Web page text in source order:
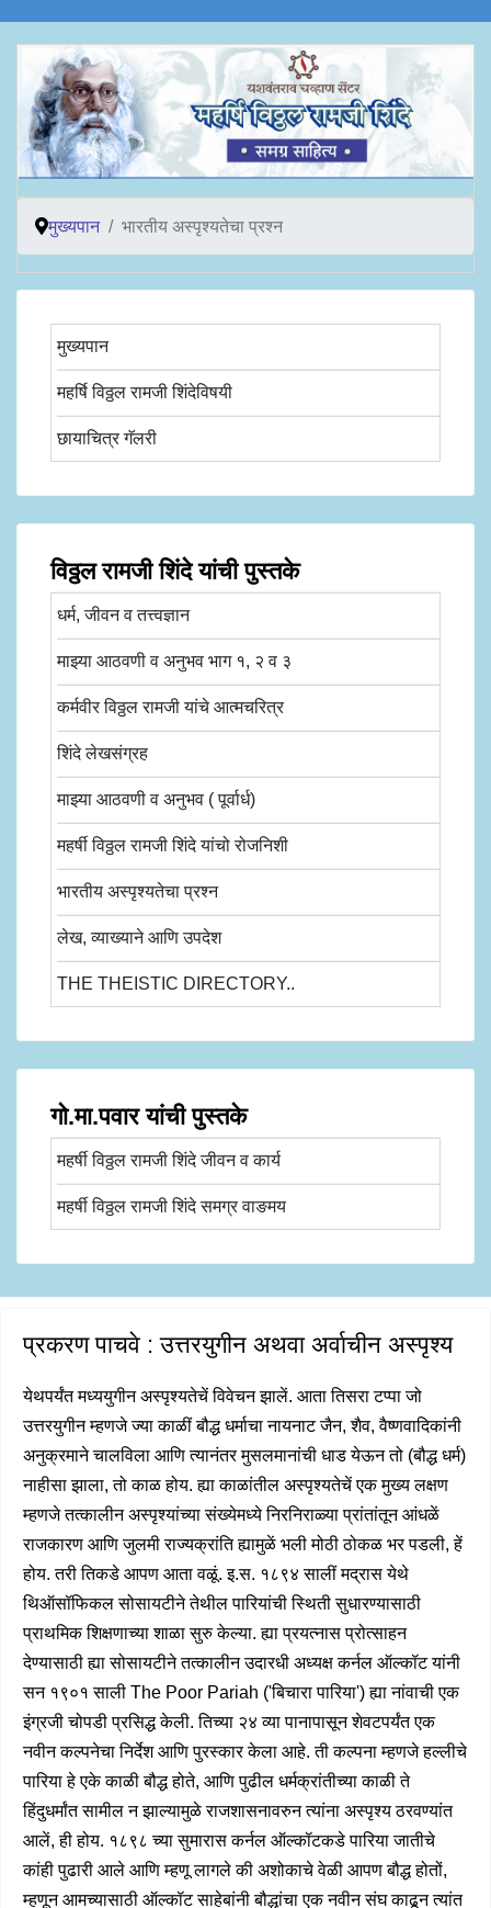
मुख्यपान भारतीय अस्पृश्यतेचा प्रश्न
मुख्यपान
महर्षि विठ्ठल रामजी शिंदेविषयी
छायाचित्र गॅलरी
विठ्ठल रामजी शिंदे यांची पुस्तके
धर्म, जीवन व तत्त्वज्ञान
माझ्या आठवणी व अनुभव भाग १, २ व ३
कर्मवीर विठ्ठल रामजी यांचे आत्मचरित्र
शिंदे लेखसंग्रह
माझ्या आठवणी व अनुभव ( पूर्वार्ध)
महर्षी विठ्ठल रामजी शिंदे यांचो रोजनिशी
भारतीय अस्पृश्यतेचा प्रश्न
लेख, व्याख्याने आणि उपदेश
THE THEISTIC DIRECTORY..
गो.मा.पवार यांची पुस्तके
महर्षी विठ्ठल रामजी शिंदे जीवन व कार्य
महर्षी विठ्ठल रामजी शिंदे समग्र वाङमय
प्रकरण पाचवे : उत्तरयुगीन अथवा अर्वाचीन अस्पृश्य
येथपर्यंत मध्ययुगीन अस्पृश्यतेचें विवेचन झालें. आता तिसरा टप्पा जो
उत्तरयुगीन म्हणजे ज्या काळीं बौद्ध धर्माचा नायनाट जैन, शैव, वैष्णवादिकांनी
अनुक्रमाने चालविला आणि त्यानंतर मुसलमानांची धाड येऊन तो (बौद्ध धर्म)
नाहीसा झाला, तो काळ होय. ह्या काळांतील अस्पृश्यतेचें एक मुख्य लक्षण
म्हणजे तत्कालीन अस्पृश्यांच्या संख्येमध्ये निरनिराळ्या प्रांतांतून आंधळें
राजकारण आणि जुलमी राज्यक्रांति ह्यामुळें भली मोठी ठोकळ भर पडली, हें
होय. तरी तिकडे आपण आता वळूं. इ.स. १८९४ सालीं मद्रास येथे
थिऑसॉफिकल सोसायटीने तेथील पारियांची स्थिती सुधारण्यासाठी
प्राथमिक शिक्षणाच्या शाळा सुरु केल्या. ह्या प्रयत्नास प्रोत्साहन
देण्यासाठी ह्या सोसायटीने तत्कालीन उदारधी अध्यक्ष कर्नल ऑल्कॉट यांनी
सन १९०१ साली The Poor Pariah ('बिचारा पारिया') ह्या नांवाची एक
इंग्रजी चोपडी प्रसिद्ध केली. तिच्या २४ व्या पानापासून शेवटपर्यंत एक
नवीन कल्पनेचा निर्देश आणि पुरस्कार केला आहे. ती कल्पना म्हणजे हल्लीचे
पारिया हे एके काळी बौद्ध होते, आणि पुढील धर्मक्रांतीच्या काळी ते
हिंदुधर्मांत सामील न झाल्यामुळे राजशासनावरुन त्यांना अस्पृश्य ठरवण्यांत
आलें, ही होय. १८९८ च्या सुमारास कर्नल ऑल्कॉटकडे पारिया जातीचे
कांही पुढारी आले आणि म्हणू लागले की अशोकाचे वेळी आपण बौद्ध होतों,
म्हणून आमच्यासाठी ऑल्कॉट साहेबांनी बौद्धांचा एक नवीन संघ काढून त्यांत